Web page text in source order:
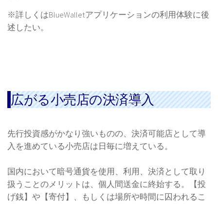
※詳しくはBlueWalletアプリケーションの利用体験に後
述したい。
広がる小売店の決済導入
先行投資感がかなり強いものの、決済可能店として導
入を進めている小売店は日毎に増えている。
国内において暗号通貨を使用、利用、決済として取り
扱うことのメリットは、個人間送金に終始する。【投
げ銭】や【寄付】、もしくは場所や時間に囚われるこ